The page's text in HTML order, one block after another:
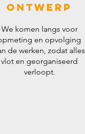
Ontwerp
We komen langs voor
en opvolging
de werken, zodat alles
vlot en georganiseerd
verloopt.